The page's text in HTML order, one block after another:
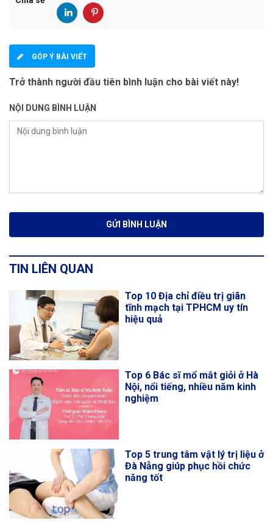
GÓP Ý BÀI VIẾT
Trở thành người đầu tiên bình luận cho bài viết này!
NỘI DUNG BÌNH LUẬN
TIN LIÊN QUAN
Top 10 Địa chỉ điều trị giãn
tĩnh mạch tại TPHCM uy tín
hiệu quả
Top 6 Bác sĩ mổ mắt giỏi ở Hà
Nội, nổi tiếng, nhiều năm kinh
nghiệm
Top 5 trung tâm vật lý trị liệu ở
Đà Nẵng giúp phục hồi chức
năng tốt